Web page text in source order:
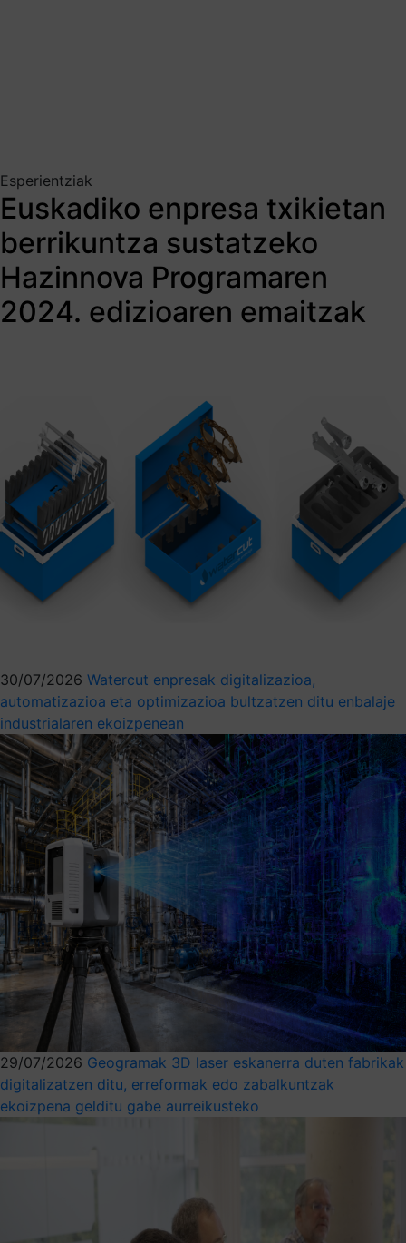
Esperientziak
Euskadiko enpresa txikietan
berrikuntza sustatzeko
Hazinnova Programaren
2024. edizioaren emaitzak
30/07/2026 Watercut enpresak digitalizazioa,
automatizazioa eta optimizazioa bultzatzen ditu enbalaje
industrialaren ekoizpenean
29/07/2026 Geogramak 3D laser eskanerra duten fabrikak
digitalizatzen ditu, erreformak edo zabalkuntzak
ekoizpena gelditu gabe aurreikusteko